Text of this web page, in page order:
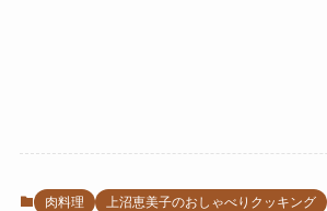
肉料理 上沼恵美子のおしゃべりクッキング